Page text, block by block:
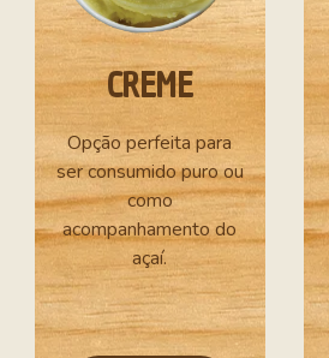
CREME
Opção perfeita para
ser consumido puro ou
como
acompanhamento do
açaí.